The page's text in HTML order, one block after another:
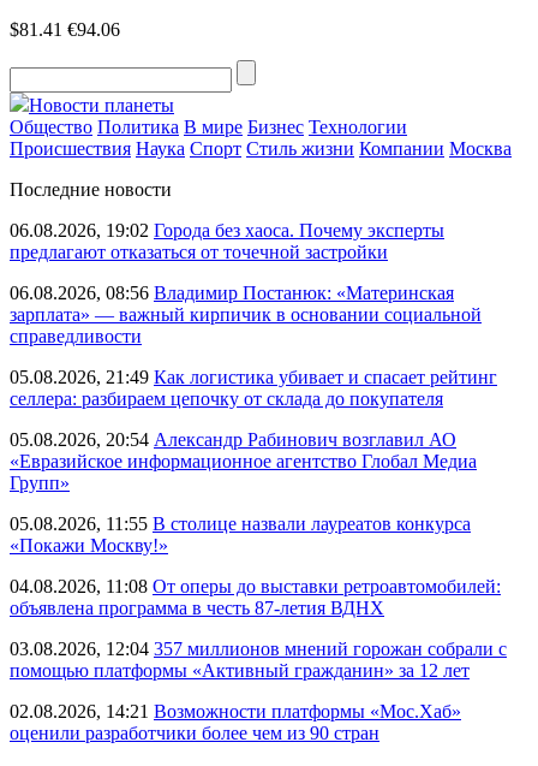
$81.41 €94.06
Новости планеты
Общество Политика В мире Бизнес Технологии
Происшествия Наука Спорт Стиль жизни Компании Москва
Последние новости
06.08.2026, 19:02 Города без хаоса. Почему эксперты
предлагают отказаться от точечной застройки
06.08.2026, 08:56 Владимир Постанюк: «Материнская
зарплата» — важный кирпичик в основании социальной
справедливости
05.08.2026, 21:49 Как логистика убивает и спасает рейтинг
селлера: разбираем цепочку от склада до покупателя
05.08.2026, 20:54 Александр Рабинович возглавил АО
«Евразийское информационное агентство Глобал Медиа
Групп»
05.08.2026, 11:55 В столице назвали лауреатов конкурса
«Покажи Москву!»
04.08.2026, 11:08 От оперы до выставки ретроавтомобилей:
объявлена программа в честь 87-летия ВДНХ
03.08.2026, 12:04 357 миллионов мнений горожан собрали с
помощью платформы «Активный гражданин» за 12 лет
02.08.2026, 14:21 Возможности платформы «Мос.Хаб»
оценили разработчики более чем из 90 стран